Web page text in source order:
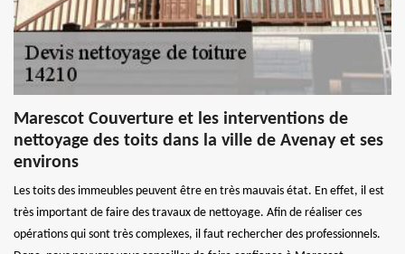
Marescot Couverture et les interventions de
nettoyage des toits dans la ville de Avenay et ses
environs
Les toits des immeubles peuvent être en très mauvais état. En effet, il est
très important de faire des travaux de nettoyage. Afin de réaliser ces
opérations qui sont très complexes, il faut rechercher des professionnels.